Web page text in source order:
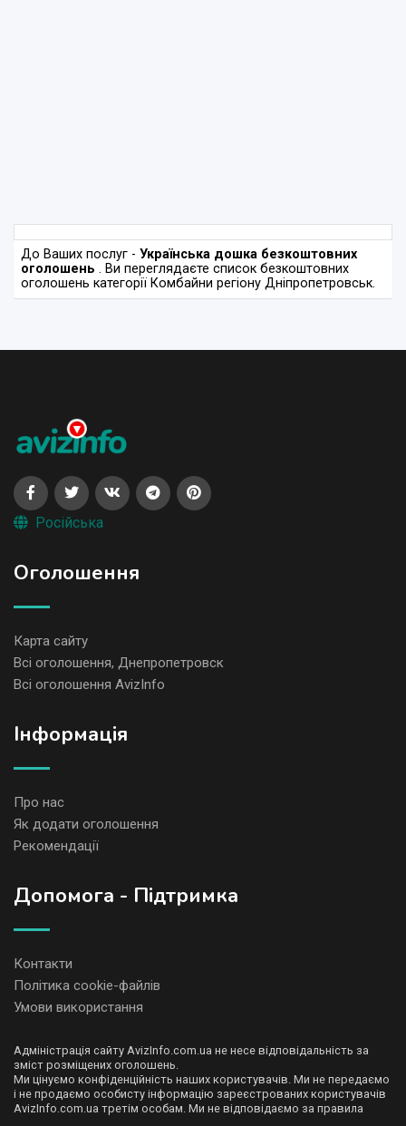
До Ваших послуг - Українська дошка безкоштовних
оголошень . Ви переглядаєте список безкоштовних
оголошень категорії Комбайни регіону Дніпропетровськ.
Російська
Оголошення
Карта сайту
Всі оголошення, Днепропетровск
Всі оголошення AvizInfo
Iнформація
Про нас
Як додати оголошення
Рекомендації
Допомога - Підтримка
Контакти
Політика cookie-файлів
Умови використання
Адміністрація сайту AvizInfo.com.ua не несе відповідальність за
зміст розміщених оголошень.
Ми цінуємо конфіденційність наших користувачів. Ми не передаємо
і не продаємо особисту інформацію зареєстрованих користувачів
AvizInfo.com.ua третім особам. Ми не відповідаємо за правила